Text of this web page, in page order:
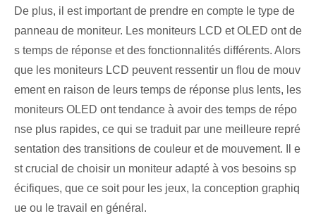
De plus, il est important de prendre en compte le type de
panneau de moniteur. Les moniteurs LCD et OLED ont de
s temps de réponse et des fonctionnalités différents. Alors
que les moniteurs LCD peuvent ressentir un flou de mouv
ement en raison de leurs temps de réponse plus lents, les
moniteurs OLED ont tendance à avoir des temps de répo
nse plus rapides, ce qui se traduit par une meilleure repré
sentation des transitions de couleur et de mouvement. Il e
st crucial de choisir un moniteur adapté à vos besoins sp
écifiques, que ce soit pour les jeux, la conception graphiq
ue ou le travail en général.